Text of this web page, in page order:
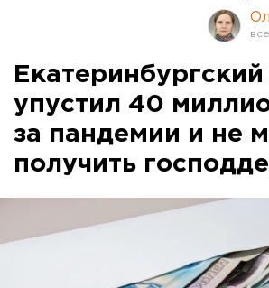
упустил 40
за пандемии и не
получить